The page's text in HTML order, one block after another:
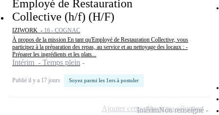
Employé de Restauration
Collective (h/f) (H/F)
IZIWORK - 16 - COGNAC
À propos de la mission En tant qu'Employé de Restauration Collective, vous
participez à la préparation des repas, au service et au nettoyage des locaux : -
Préparer les ingrédients et les plats...
Intérim - Temps plein
Publié il y a 17 jours Soyez parmi les 1ers à postuler
IntérimNon renseigné
Ajouter cette offre à ma sélection